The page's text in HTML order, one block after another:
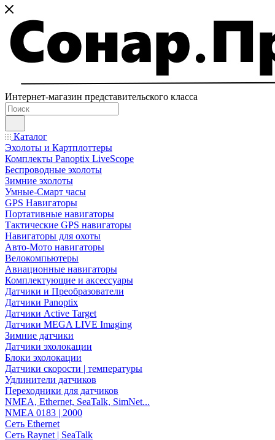
Интернет-магазин представительского класса
Каталог
Эхолоты и Картплоттеры
Комплекты Panoptix LiveScope
Беспроводные эхолоты
Зимние эхолоты
Умные-Смарт часы
GPS Навигаторы
Портативные навигаторы
Тактические GPS навигаторы
Навигаторы для охоты
Авто-Мото навигаторы
Велокомпьютеры
Авиационные навигаторы
Комплектующие и аксессуары
Датчики и Преобразователи
Датчики Panoptix
Датчики Active Target
Датчики MEGA LIVE Imaging
Зимние датчики
Датчики эхолокации
Блоки эхолокации
Датчики скорости | температуры
Удлинители датчиков
Переходники для датчиков
NMEA, Ethernet, SeaTalk, SimNet...
NMEA 0183 | 2000
Сеть Ethernet
Сеть Raynet | SeaTalk